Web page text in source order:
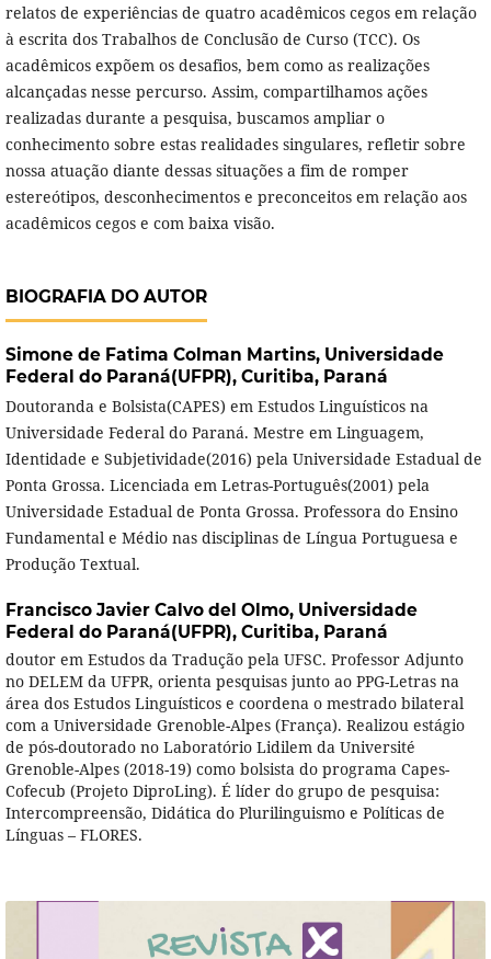
relatos de experiências de quatro acadêmicos cegos em relação
à escrita dos Trabalhos de Conclusão de Curso (TCC). Os
acadêmicos expõem os desafios, bem como as realizações
alcançadas nesse percurso. Assim, compartilhamos ações
realizadas durante a pesquisa, buscamos ampliar o
conhecimento sobre estas realidades singulares, refletir sobre
nossa atuação diante dessas situações a fim de romper
estereótipos, desconhecimentos e preconceitos em relação aos
acadêmicos cegos e com baixa visão.
BIOGRAFIA DO AUTOR
Simone de Fatima Colman Martins, Universidade
Federal do Paraná(UFPR), Curitiba, Paraná
Doutoranda e Bolsista(CAPES) em Estudos Linguísticos na
Universidade Federal do Paraná. Mestre em Linguagem,
Identidade e Subjetividade(2016) pela Universidade Estadual de
Ponta Grossa. Licenciada em Letras-Português(2001) pela
Universidade Estadual de Ponta Grossa. Professora do Ensino
Fundamental e Médio nas disciplinas de Língua Portuguesa e
Produção Textual.
Francisco Javier Calvo del Olmo, Universidade
Federal do Paraná(UFPR), Curitiba, Paraná
doutor em Estudos da Tradução pela UFSC. Professor Adjunto
no DELEM da UFPR, orienta pesquisas junto ao PPG-Letras na
área dos Estudos Linguísticos e coordena o mestrado bilateral
com a Universidade Grenoble-Alpes (França). Realizou estágio
de pós-doutorado no Laboratório Lidilem da Université
Grenoble-Alpes (2018-19) como bolsista do programa Capes-
Cofecub (Projeto DiproLing). É líder do grupo de pesquisa:
Intercompreensão, Didática do Plurilinguismo e Políticas de
Línguas – FLORES.